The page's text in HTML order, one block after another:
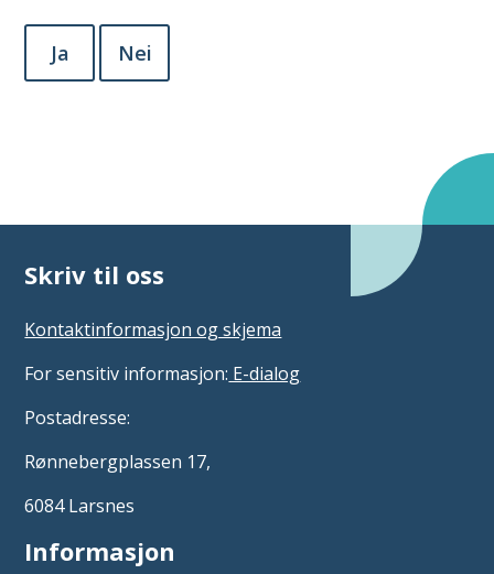
Ja Nei
Skriv til oss
Kontaktinformasjon og skjema
For sensitiv informasjon: E-dialog
Postadresse:
Rønnebergplassen 17,
6084 Larsnes
Informasjon